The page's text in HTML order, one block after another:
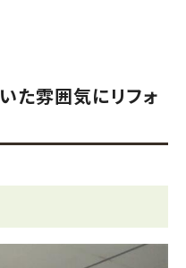
た雰囲気にリフォ